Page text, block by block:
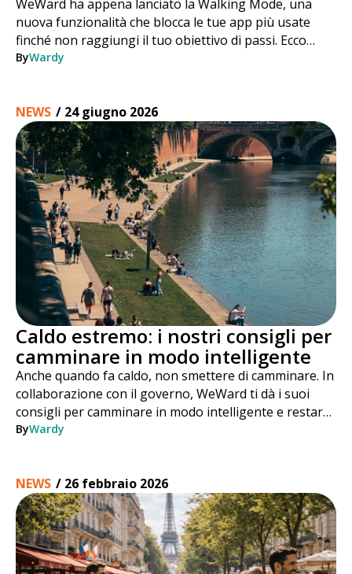
WeWard ha appena lanciato la Walking Mode, una
nuova funzionalità che blocca le tue app più usate
finché non raggiungi il tuo obiettivo di passi. Ecco
come funziona, passo dopo passo.
ByWardy
NEWS / 24 giugno 2026
Caldo estremo: i nostri consigli per
camminare in modo intelligente
Anche quando fa caldo, non smettere di camminare. In
collaborazione con il governo, WeWard ti dà i suoi
consigli per camminare in modo intelligente e restare
attivo in tutta sicurezza durante tutta l'estate.
ByWardy
NEWS / 26 febbraio 2026